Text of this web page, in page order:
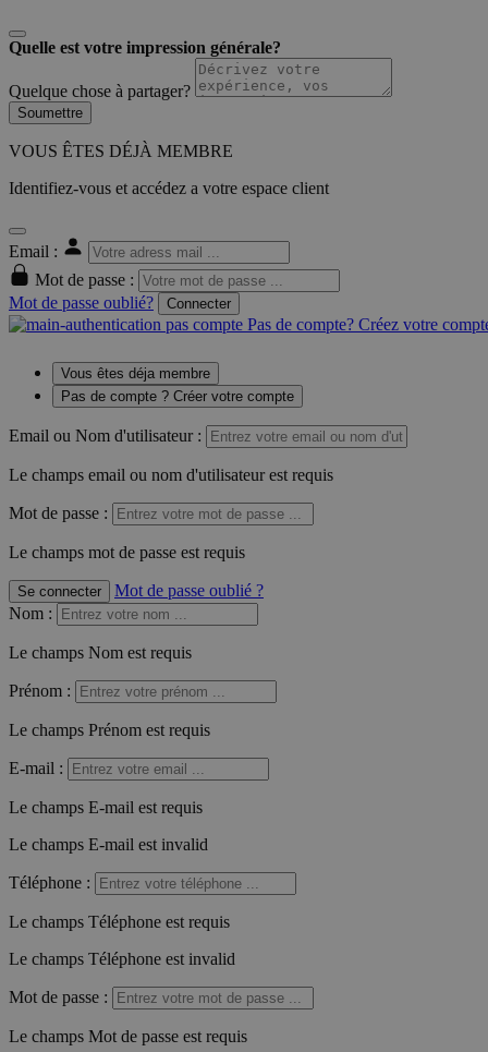
Quelle est votre impression générale?
Quelque chose à partager?
Soumettre
VOUS ÊTES DÉJÀ MEMBRE
Identifiez-vous et accédez a votre espace client
Email :
Mot de passe :
Mot de passe oublié?
Connecter
Pas de compte? Créez votre
Vous êtes déja membre
Pas de compte ? Créer votre compte
Email ou Nom d'utilisateur :
Le champs email ou nom d'utilisateur est requis
Mot de passe :
Le champs mot de passe est requis
Se connecter
Mot de passe oublié ?
Nom :
Le champs Nom est requis
Prénom :
Le champs Prénom est requis
E-mail :
Le champs E-mail est requis
Le champs E-mail est invalid
Téléphone :
Le champs Téléphone est requis
Le champs Téléphone est invalid
Mot de passe :
Le champs Mot de passe est requis